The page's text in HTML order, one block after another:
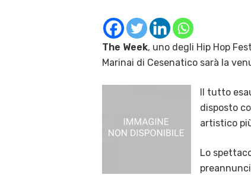
The Week, uno degli Hip Hop
Marinai di Cesenatico sarà la
Il tutto
disposto
artistico
Lo